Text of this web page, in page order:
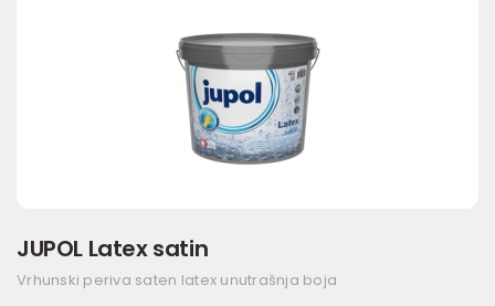
JUPOL Latex satin
Vrhunski periva saten latex unutrašnja boja